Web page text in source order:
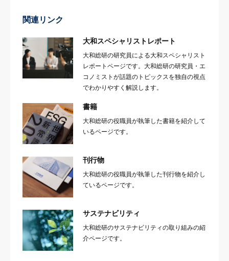
関連リンク
大和スペシャリストレポート
大和総研の研究員による大和スペシャリスト
レポートページです。大和総研の研究員・エ
コノミストが話題のトピックスを独自の視点
でわかりやすく解説します。
書籍
大和総研の役職員が執筆した書籍を紹介して
いるページです。
刊行物
大和総研の役職員が執筆した刊行物を紹介し
ているページです。
サステナビリティ
大和総研のサステナビリティの取り組みの紹
介ページです。